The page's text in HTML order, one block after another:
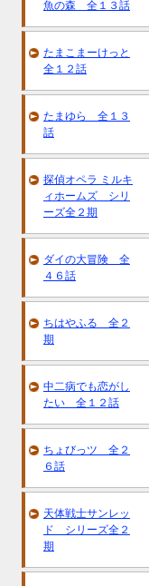
魚の森 全１３話
たまこまーけっと
全１２話
たまゆら 全１３
話
探偵オペラ ミルキ
ィホームズ シリ
ーズ全２期
ダイの大冒険 全
４６話
ちはやふる 全２
期
中二病でも恋がし
たい 全１２話
ちょびっツ 全２
６話
天体戦士サンレッ
ド シリーズ全２
期